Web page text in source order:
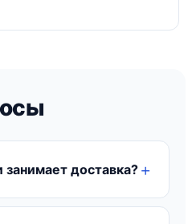
доставка?